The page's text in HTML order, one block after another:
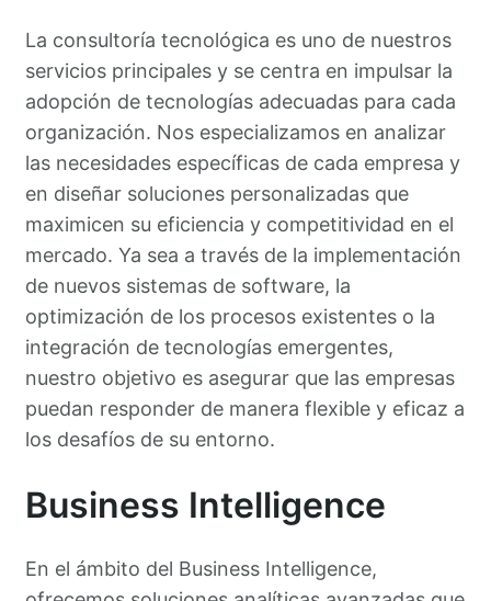
La consultoría tecnológica es uno de nuestros
servicios principales y se centra en impulsar la
adopción de tecnologías adecuadas para cada
organización. Nos especializamos en analizar
las necesidades específicas de cada empresa y
en diseñar soluciones personalizadas que
maximicen su eficiencia y competitividad en el
mercado. Ya sea a través de la implementación
de nuevos sistemas de software, la
optimización de los procesos existentes o la
integración de tecnologías emergentes,
nuestro objetivo es asegurar que las empresas
puedan responder de manera flexible y eficaz a
los desafíos de su entorno.
Business Intelligence
En el ámbito del Business Intelligence,